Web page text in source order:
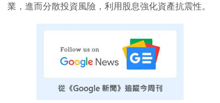
業，進而分散投資風險，利用股息強化資產抗震性。